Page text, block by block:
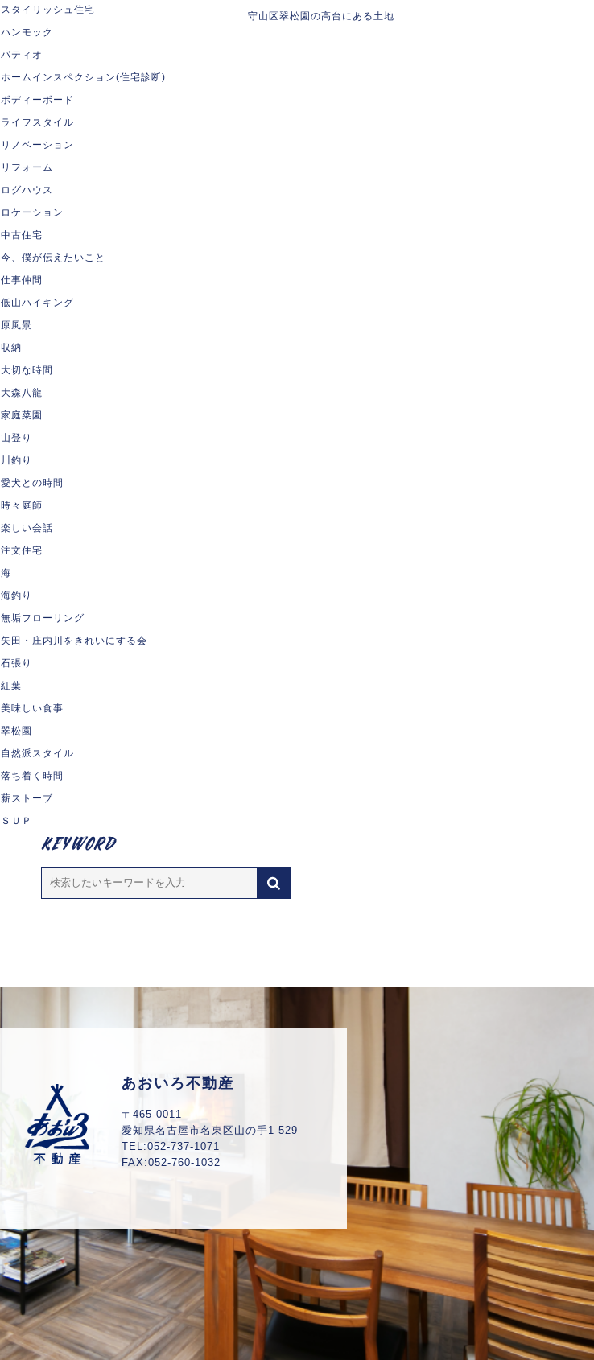
スタイリッシュ住宅
ハンモック
パティオ
ホームインスペクション(住宅診断)
ボディーボード
ライフスタイル
リノベーション
リフォーム
ログハウス
ロケーション
中古住宅
今、僕が伝えたいこと
仕事仲間
低山ハイキング
原風景
収納
大切な時間
大森八龍
家庭菜園
山登り
川釣り
愛犬との時間
時々庭師
楽しい会話
注文住宅
海
海釣り
無垢フローリング
矢田・庄内川をきれいにする会
石張り
紅葉
美味しい食事
翠松園
自然派スタイル
落ち着く時間
薪ストーブ
ＳＵＰ
守山区翠松園の高台にある土地
あおいろ不動産
〒465-0011
愛知県名古屋市名東区山の手1-529
TEL:052-737-1071
FAX:052-760-1032